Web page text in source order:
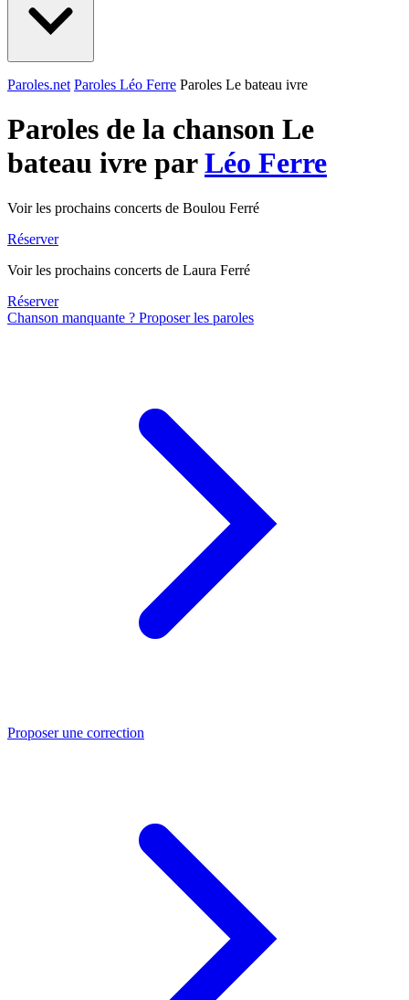
Paroles.net Paroles Léo Ferre Paroles Le bateau ivre
Paroles de la chanson Le
bateau ivre parLéo Ferre
Voir les prochains concerts de Boulou Ferré
Réserver
Voir les prochains concerts de Laura Ferré
Réserver
Chanson manquante ? Proposer les paroles
Proposer une correction